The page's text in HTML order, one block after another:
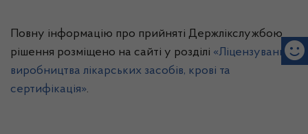
Повну інформацію про прийняті Держлікслужбою
рішення розміщено на сайті у розділі «Ліцензування
виробництва лікарських засобів, крові та
сертифікація».